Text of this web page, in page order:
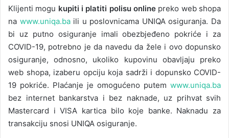
Klijenti mogu kupiti i platiti polisu online preko web shopa
na www.uniqa.baili u poslovnicama UNIQA osiguranja. Da
bi uz putno osiguranje imali obezbjeđeno pokriće i za
COVID-19, potrebno je da navedu da žele i ovo dopunsko
osiguranje, odnosno, ukoliko kupovinu obavljaju preko
web shopa, izaberu opciju koja sadrži i dopunsko COVID-
19 pokriće. Plaćanje je omogućeno putem www.uniqa.ba
bez internet bankarstva i bez naknade, uz prihvat svih
Mastercard i VISA kartica bilo koje banke. Naknadu za
transakciju snosi UNIQA osiguranje.